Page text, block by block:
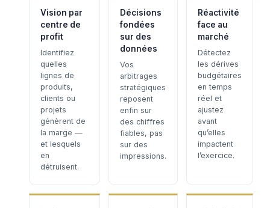
Vision par
centre de
profit
Identifiez
quelles
lignes de
produits,
clients ou
projets
génèrent de
la marge —
et lesquels
en
détruisent.
Décisions
fondées
sur des
données
Vos
arbitrages
stratégiques
reposent
enfin sur
des chiffres
fiables, pas
sur des
impressions.
Réactivité
face au
marché
Détectez
les dérives
budgétaires
en temps
réel et
ajustez
avant
qu’elles
impactent
l’exercice.